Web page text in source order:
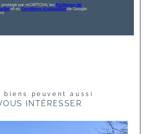
protégé par reCAPTCHA, les Politiques de
et esConditions d'utilisation de Google
biens peuvent aussi
INTÉRESSER